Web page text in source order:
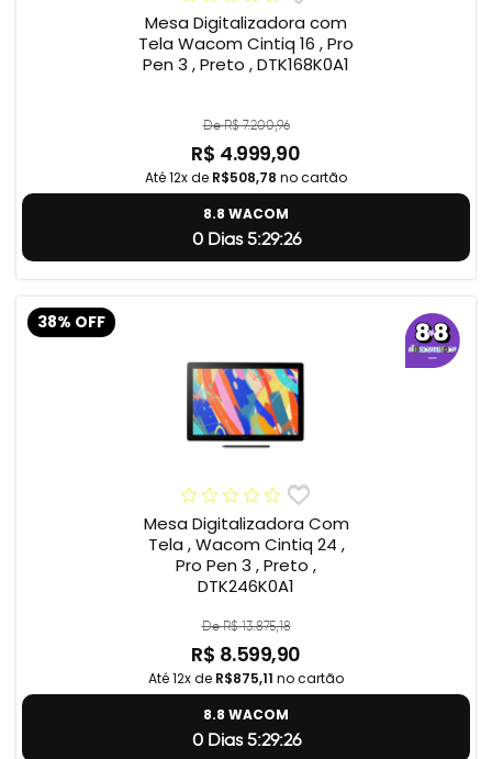
Mesa Digitalizadora com
Tela Wacom Cintiq 16 , Pro
Pen 3 , Preto , DTK168K0A1
De R$ 7.200,96
R$ 4.999,90
Até 12x de R$508,78 no cartão
8.8 WACOM
0 Dias 5:29:24
38% OFF
Mesa Digitalizadora Com
Tela , Wacom Cintiq 24 ,
Pro Pen 3 , Preto ,
DTK246K0A1
De R$ 13.875,18
R$ 8.599,90
Até 12x de R$875,11 no cartão
8.8 WACOM
0 Dias 5:29:24